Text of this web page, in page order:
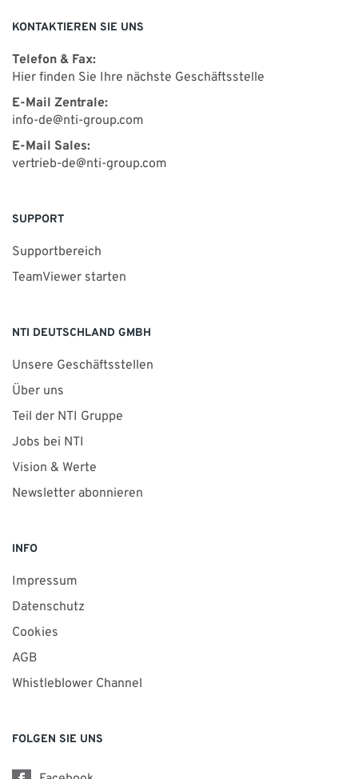
KONTAKTIEREN SIE UNS
Telefon & Fax:
Hier finden Sie Ihre nächste Geschäftsstelle
E-Mail Zentrale:
info-de@nti-group.com
E-Mail Sales:
vertrieb-de@nti-group.com
SUPPORT
Supportbereich
TeamViewer starten
NTI DEUTSCHLAND GMBH
Unsere Geschäftsstellen
Über uns
Teil der NTI Gruppe
Jobs bei NTI
Vision & Werte
Newsletter abonnieren
INFO
Impressum
Datenschutz
Cookies
AGB
Whistleblower Channel
FOLGEN SIE UNS